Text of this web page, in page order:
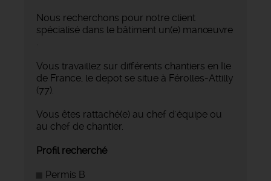
Nous recherchons pour notre client
spécialisé dans le bâtiment un(e) manœuvre
.
Vous travaillez sur différents chantiers en Ile
de France, le depot se situe à Férolles-Attilly
(77).
Vous êtes rattaché(e) au chef d'équipe ou
au chef de chantier.
Profil recherché
Permis B